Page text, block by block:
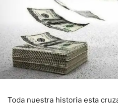
Toda nuestra historia esta